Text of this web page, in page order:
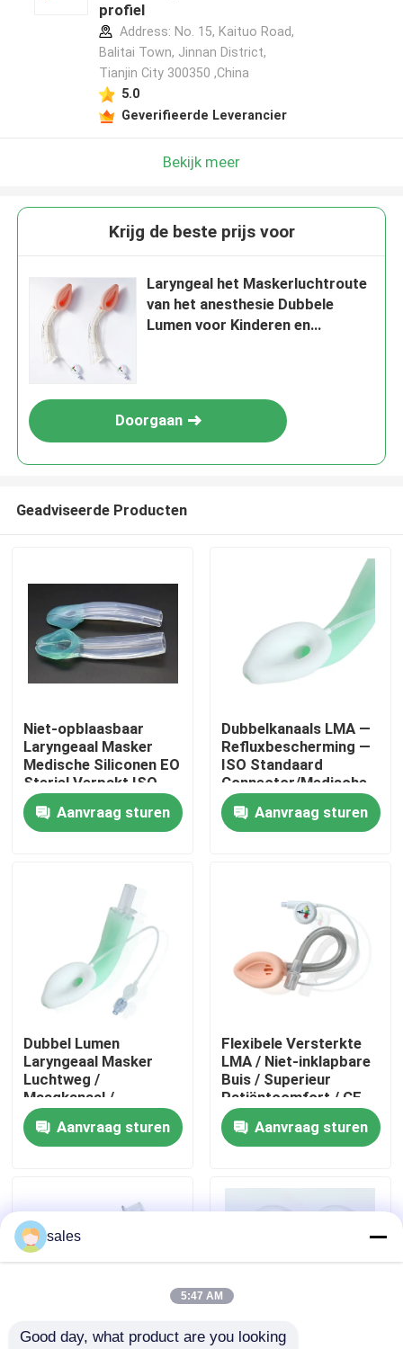
Thuis
Over ons
Fabrieksreis
Kwaliteitscontrole
Vraag een offerte aan
Laryngeal Maskerluchtroute
profiel
Address: No. 15, Kaituo Road,
Balitai Town, Jinnan District,
Tianjin City 300350 ,China
5.0
Geverifieerde Leverancier
Bekijk meer
Krijg de beste prijs voor
Laryngeal het Maskerluchtroute
van het anesthesie Dubbele
Lumen voor Kinderen en
Doorgaan
Geadviseerde Producten
Niet-opblaasbaar
Laryngeaal Masker
Medische Siliconen EO
Steriel Verpakt ISO
Gecertificeerd
Aanvraag sturen
Dubbelkanaals LMA —
Refluxbescherming —
ISO Standaard
Connector/Medische
Siliconen
Structuur/CE ISO
Aanvraag sturen
Dubbel Lumen
Laryngeaal Masker
Luchtweg /
Maagkanaal /
Medische Siliconen
Structuur/CE ISO
Aanvraag sturen
Flexibele Versterkte
LMA / Niet-inklapbare
Buis / Superieur
Patiëntcomfort / CE
ISO Gecertificeerd
Aanvraag sturen
sales
5:47 AM
Good day, what product are you looking